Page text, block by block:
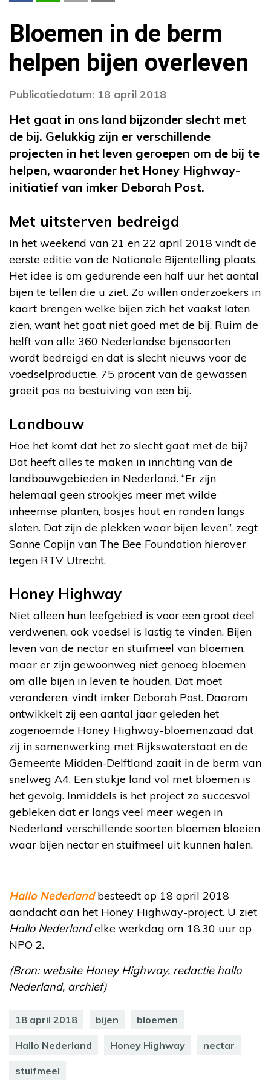
Bloemen in de berm
helpen bijen overleven
Publicatiedatum: 18 april 2018
Het gaat in ons land bijzonder slecht met
de bij. Gelukkig zijn er verschillende
projecten in het leven geroepen om de bij te
helpen, waaronder het Honey Highway-
initiatief van imker Deborah Post.
Met uitsterven bedreigd
In het weekend van 21 en 22 april 2018 vindt de
eerste editie van de Nationale Bijentelling plaats.
Het idee is om gedurende een half uur het aantal
bijen te tellen die u ziet. Zo willen onderzoekers in
kaart brengen welke bijen zich het vaakst laten
zien, want het gaat niet goed met de bij. Ruim de
helft van alle 360 Nederlandse bijensoorten
wordt bedreigd en dat is slecht nieuws voor de
voedselproductie. 75 procent van de gewassen
groeit pas na bestuiving van een bij.
Landbouw
Hoe het komt dat het zo slecht gaat met de bij?
Dat heeft alles te maken in inrichting van de
landbouwgebieden in Nederland. “Er zijn
helemaal geen strookjes meer met wilde
inheemse planten, bosjes hout en randen langs
sloten. Dat zijn de plekken waar bijen leven”, zegt
Sanne Copijn van The Bee Foundation hierover
tegen RTV Utrecht.
Honey Highway
Niet alleen hun leefgebied is voor een groot deel
verdwenen, ook voedsel is lastig te vinden. Bijen
leven van de nectar en stuifmeel van bloemen,
maar er zijn gewoonweg niet genoeg bloemen
om alle bijen in leven te houden. Dat moet
veranderen, vindt imker Deborah Post. Daarom
ontwikkelt zij een aantal jaar geleden het
zogenoemde Honey Highway-bloemenzaad dat
zij in samenwerking met Rijkswaterstaat en de
Gemeente Midden-Delftland zaait in de berm van
snelweg A4. Een stukje land vol met bloemen is
het gevolg. Inmiddels is het project zo succesvol
gebleken dat er langs veel meer wegen in
Nederland verschillende soorten bloemen bloeien
waar bijen nectar en stuifmeel uit kunnen halen.
Hallo Nederland besteedt op 18 april 2018
aandacht aan het Honey Highway-project. U ziet
Hallo Nederlandelke werkdag om 18.30 uur op
NPO 2.
(Bron: website Honey Highway, redactie hallo
Nederland, archief)
18 april 2018 bijen bloemen
Hallo Nederland Honey Highway nectar
stuifmeel